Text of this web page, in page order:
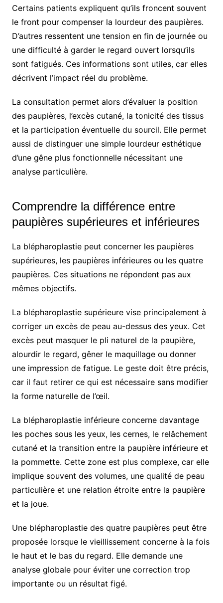
Certains patients expliquent qu’ils froncent souvent
le front pour compenser la lourdeur des paupières.
D’autres ressentent une tension en fin de journée ou
une difficulté à garder le regard ouvert lorsqu’ils
sont fatigués. Ces informations sont utiles, car elles
décrivent l’impact réel du problème.
La consultation permet alors d’évaluer la position
des paupières, l’excès cutané, la tonicité des tissus
et la participation éventuelle du sourcil. Elle permet
aussi de distinguer une simple lourdeur esthétique
d’une gêne plus fonctionnelle nécessitant une
analyse particulière.
Comprendre la différence entre
paupières supérieures et inférieures
La blépharoplastie peut concerner les paupières
supérieures, les paupières inférieures ou les quatre
paupières. Ces situations ne répondent pas aux
mêmes objectifs.
La blépharoplastie supérieure vise principalement à
corriger un excès de peau au-dessus des yeux. Cet
excès peut masquer le pli naturel de la paupière,
alourdir le regard, gêner le maquillage ou donner
une impression de fatigue. Le geste doit être précis,
car il faut retirer ce qui est nécessaire sans modifier
la forme naturelle de l’œil.
La blépharoplastie inférieure concerne davantage
les poches sous les yeux, les cernes, le relâchement
cutané et la transition entre la paupière inférieure et
la pommette. Cette zone est plus complexe, car elle
implique souvent des volumes, une qualité de peau
particulière et une relation étroite entre la paupière
et la joue.
Une blépharoplastie des quatre paupières peut être
proposée lorsque le vieillissement concerne à la fois
le haut et le bas du regard. Elle demande une
analyse globale pour éviter une correction trop
importante ou un résultat figé.